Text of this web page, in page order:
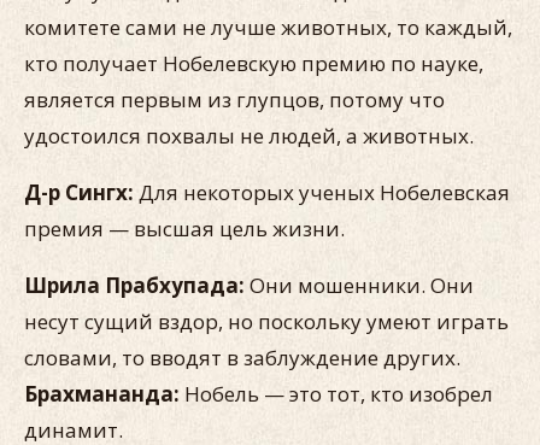
комитете сами не лучше животных, то каждый,
кто получает Нобелевскую премию по науке,
является первым из глупцов, потому что
удостоился похвалы не людей, а животных.
Д-р Сингх: Для некоторых ученых Нобелевская
премия — высшая цель жизни.
Шрила Прабхупада: Они мошенники. Они
несут сущий вздор, но поскольку умеют играть
словами, то вводят в заблуждение других.
Брахмананда: Нобель — это тот, кто изобрел
динамит.